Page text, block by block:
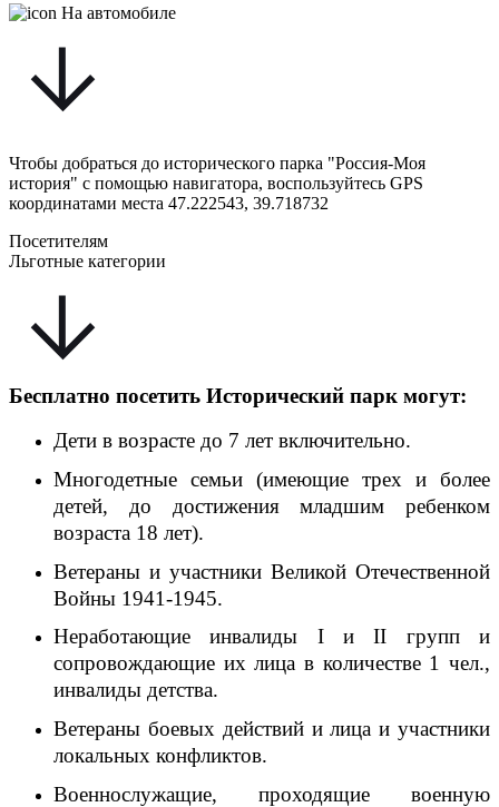
На автомобиле
Чтобы добраться до исторического парка "Россия-Моя
история" с помощью навигатора, воспользуйтесь GPS
координатами места 47.222543, 39.718732
Посетителям
Льготные категории
Бесплатно посетить Исторический парк могут:
Дети в возрасте до 7 лет включительно.
Многодетные семьи (имеющие трех и более
детей, до достижения младшим ребенком
возраста 18 лет).
Ветераны и участники Великой Отечественной
Войны 1941-1945.
Неработающие инвалиды IиII групп и
сопровождающие их лица в количестве 1 чел.,
инвалиды детства.
Ветераны боевых действий и лица и участники
локальных конфликтов.
Военнослужащие, проходящие военную